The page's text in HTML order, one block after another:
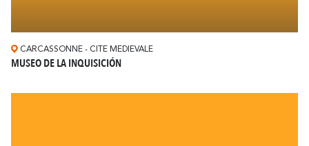
CARCASSONNE - CITE MEDIEVALE
MUSEO DE LA INQUISICIÓN